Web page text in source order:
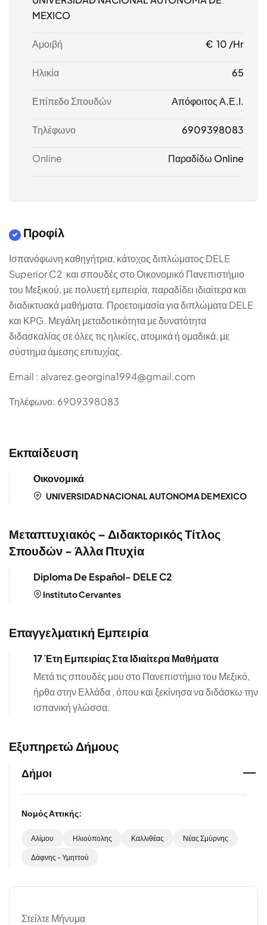
MEXICO
Αμοιβή € 10 /hr
Ηλικία 65
Επίπεδο Σπουδών Απόφοιτος Α.Ε.Ι.
Τηλέφωνο 6909398083
Online Παραδίδω Online
Προφίλ
Ισπανόφωνη καθηγήτρια, κάτοχος διπλώματος DELE
Superior C2 και σπουδές στο Οικονομικό Πανεπιστήμιο
του Μεξικού, με πολυετή εμπειρία, παραδίδει ιδιαίτερα και
διαδικτυακά μαθήματα. Προετοιμασία για διπλώματα DELE
και ΚPG. Μεγάλη μεταδοτικότητα με δυνατότητα
διδασκαλίας σε όλες τις ηλικίες, ατομικά ή ομαδικά, με
σύστημα άμεσης επιτυχίας.
Email : alvarez.georgina1994@gmail.com
Τηλέφωνο: 6909398083
Εκπαίδευση
Οικονομικά
UNIVERSIDAD NACIONAL AUTONOMA DE MEXICO
Μεταπτυχιακός – Διδακτορικός Τίτλος
Σπουδών - Άλλα Πτυχία
Diploma De Español- DELE C2
Instituto Cervantes
Επαγγελματική Εμπειρία
17 Έτη Εμπειρίας Στα Ιδιαίτερα Μαθήματα
Μετά τις σπουδές μου στο Πανεπιστήμιο του Μεξικό,
ήρθα στην Ελλάδα , όπου και ξεκίνησα να διδάσκω την
ισπανική γλώσσα.
Εξυπηρετώ Δήμους
Δήμοι
Νομός Αττικής:
Αλίμου Ηλιούπολης Καλλιθέας Νέας Σμύρνης
Δάφνης - Υμηττού
Στείλτε Μήνυμα